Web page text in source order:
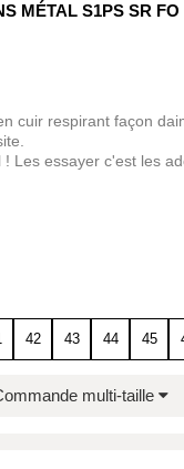
MÉTAL S1PS SR
cuir respirant façon
Les essayer c'est les
42 43 44 45
multi-taille